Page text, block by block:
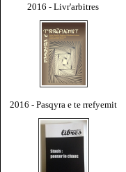
2016 - Livr'arbitres
2016 - Pasqyra e te rrefyemit